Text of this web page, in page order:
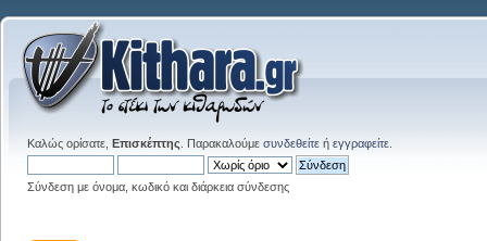
Καλώς ορίσατε, Επισκέπτης . Παρακαλούμε συνδεθείτε ή εγγραφείτε
Σύνδεση με όνομα, κωδικό και διάρκεια σύνδεσης